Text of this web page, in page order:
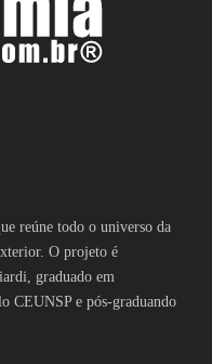
reúne todo o universo da
O projeto é
graduado em
CEUNSP e pós-graduando